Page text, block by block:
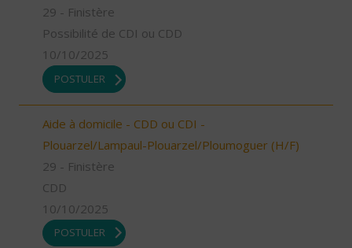
29 - Finistère
Possibilité de CDI ou CDD
10/10/2025
POSTULER
Aide à domicile - CDD ou CDI -
Plouarzel/Lampaul-Plouarzel/Ploumoguer (H/F)
29 - Finistère
CDD
10/10/2025
POSTULER